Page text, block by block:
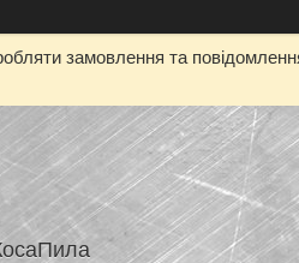
замовлення та